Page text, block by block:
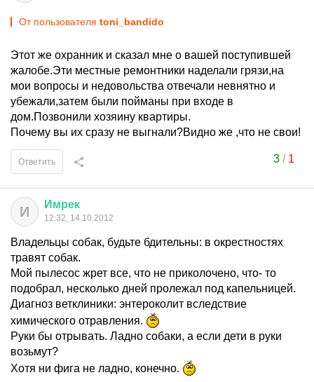
От пользователя toni_bandido
Этот же охранник и сказал мне о вашей поступившей
жалобе.Эти местные ремонтники наделали грязи,на
мои вопросы и недовольства отвечали невнятно и
убежали,затем были пойманы при входе в
дом.Позвонили хозяину квартиры.
Почему вы их сразу не выгнали?Видно же ,что не свои!
3/ 1
Ответить
И Имрек
12:32, 14.10.2012
Владельцы собак, будьте бдительны: в окрестностях
травят собак.
Мой пылесос жрет все, что не приколочено, что- то
подобрал, несколько дней пролежал под капельницей.
Диагноз ветклиники: энтероколит вследствие
химического отравления.
Руки бы отрывать. Ладно собаки, а если дети в руки
возьмут?
Хотя ни фига не ладно, конечно.